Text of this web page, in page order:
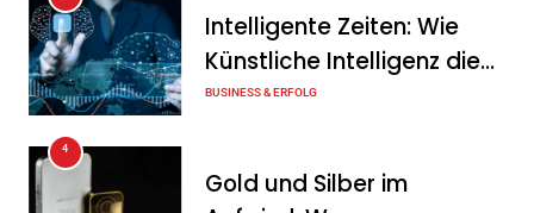
Notfalllogistik neu denkt
Intelligente Zeiten: Wie
Künstliche Intelligenz die
Geschäftswelt verändert
BUSINESS & ERFOLG
4
Gold und Silber im